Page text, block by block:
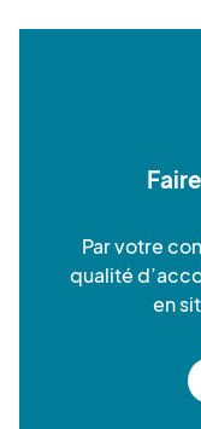
Par votre
qualité
en